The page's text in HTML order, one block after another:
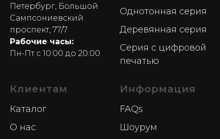
Петербург, Большой
Сампсониевский
проспект, 77/7
Рабочие часы:
Пн-Пт с 10:00 до 20:00
Однотонная серия
Деревянная серия
Серия с цифровой
печатью
Клиентам
Каталог
О нас
Информация
FAQs
Шоурум